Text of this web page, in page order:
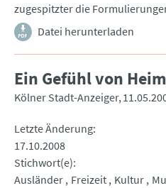
zugespitzter die
Datei herunterladen
Ein Gefühl von
Kölner Stadt-Anzeiger
Letzte Änderung
17.10.2008
Stichwort(e)
Ausländer Freizeit Kultur